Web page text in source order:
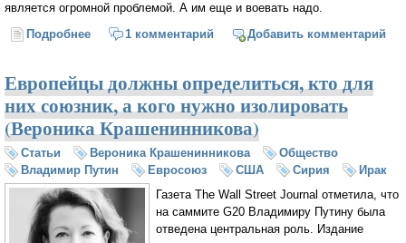
является огромной проблемой. А им еще и воевать надо.
Подробнее о Война в Сирии: когда союзники становятся
1 комментарий Добавить комментарий
Европейцы должны определиться, кто для
них союзник, а кого нужно изолировать
(Вероника Крашенинникова)
Статьи Вероника Крашенинникова
Общество
Владимир Путин
Евросоюз США Сирия
Ирак
Газета The Wall Street Journal отметила, что
на саммите G20 Владимиру Путину была
отведена центральная роль. Издание